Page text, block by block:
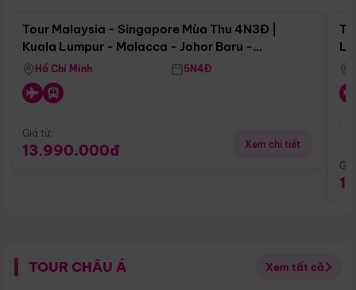
Tour Malaysia - Singapore Mùa Thu 4N3Đ |
Kuala Lumpur - Malacca - Johor Baru -
Singapore
Hồ Chí Minh 5N4Đ
Giá từ:
13.990.000đ Xem chi tiết
TOUR CHÂU Á Xem tất cả
Điểm nổi bật